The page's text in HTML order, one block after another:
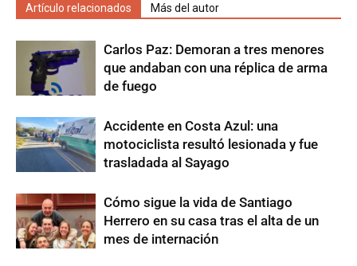
Artículo relacionados Más del autor
Carlos Paz: Demoran a tres menores
que andaban con una réplica de arma
de fuego
Accidente en Costa Azul: una
motociclista resultó lesionada y fue
trasladada al Sayago
Cómo sigue la vida de Santiago
Herrero en su casa tras el alta de un
mes de internación